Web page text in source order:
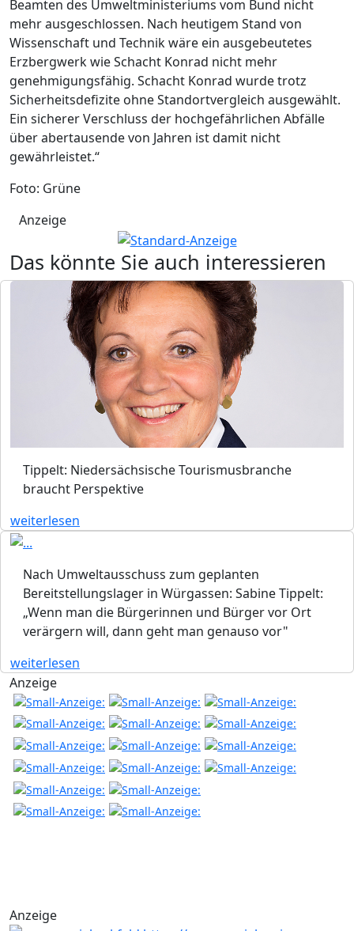
Beamten des Umweltministeriums vom Bund nicht
mehr ausgeschlossen. Nach heutigem Stand von
Wissenschaft und Technik wäre ein ausgebeutetes
Erzbergwerk wie Schacht Konrad nicht mehr
genehmigungsfähig. Schacht Konrad wurde trotz
Sicherheitsdefizite ohne Standortvergleich ausgewählt.
Ein sicherer Verschluss der hochgefährlichen Abfälle
über abertausende von Jahren ist damit nicht
gewährleistet.“
Foto: Grüne
Anzeige
Das könnte Sie auch interessieren
Tippelt: Niedersächsische Tourismusbranche
braucht Perspektive
weiterlesen
Nach Umweltausschuss zum geplanten
Bereitstellungslager in Würgassen: Sabine Tippelt:
„Wenn man die Bürgerinnen und Bürger vor Ort
verärgern will, dann geht man genauso vor"
weiterlesen
Anzeige
Anzeige